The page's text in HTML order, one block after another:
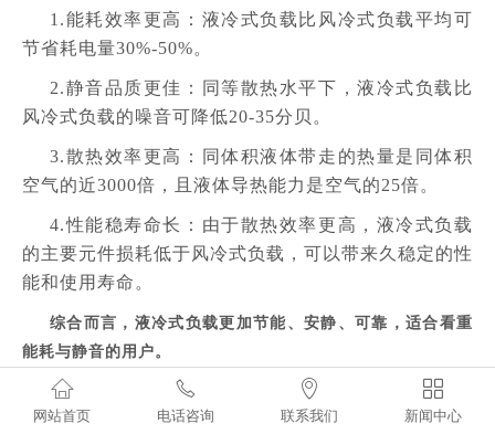
1.能耗效率更高：液冷式负载比风冷式负载平均可
节省耗电量30%-50%。
2.静音品质更佳：同等散热水平下，液冷式负载比
风冷式负载的噪音可降低20-35分贝。
3.散热效率更高：同体积液体带走的热量是同体积
空气的近3000倍，且液体导热能力是空气的25倍。
4.性能稳寿命长：由于散热效率更高，液冷式负载
的主要元件损耗低于风冷式负载，可以带来久稳定的性
能和使用寿命。
综合而言，液冷式负载更加节能、安静、可靠，适合看重
能耗与静音的用户。

网站首页

电话咨询

联系我们

新闻中心